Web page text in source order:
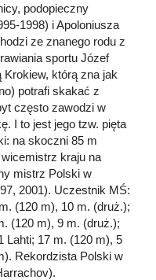
podopieczny
1998) i Apoloniusza
ze znanego rodu z
sportu Józef
Krokiew, którą zna jak
potrafi skakać z
często zawodzi w
I to jest jego tzw. pięta
na skoczni 85 m
kraju na
mistrz Polski w
2001). Uczestnik MŚ:
(120 m), 10 m. (druż.);
(120 m), 9 m. (druż.);
Lahti; 17 m. (120 m), 5
Rekordzista Polski w